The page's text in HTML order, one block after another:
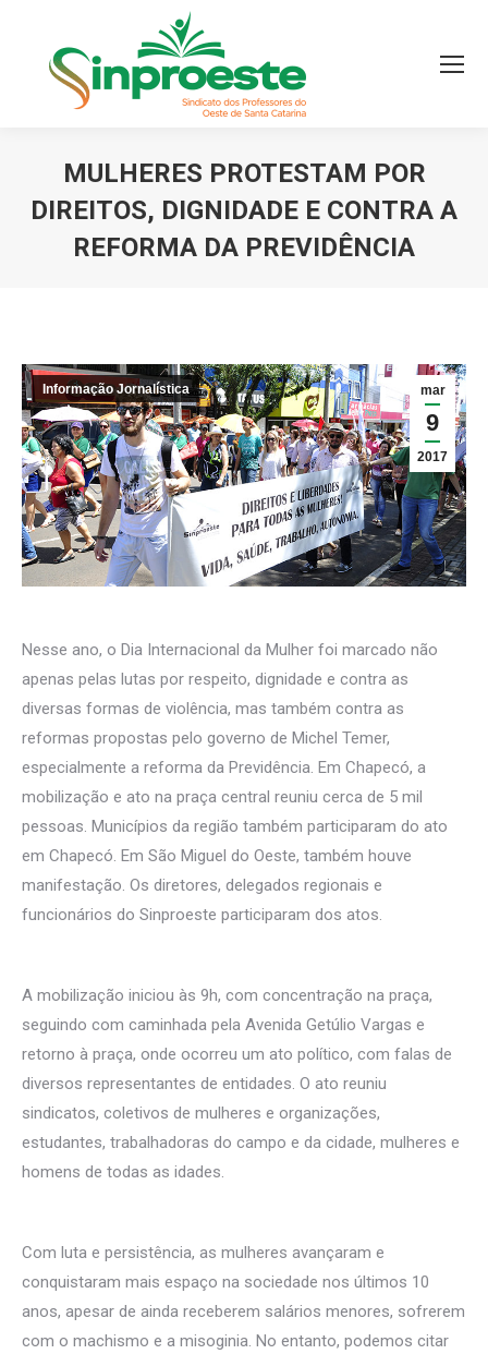
MULHERES PROTESTAM POR
DIREITOS, DIGNIDADE E CONTRA A
REFORMA DA PREVIDÊNCIA
mar
9
2017
Informação Jornalística
Nesse ano, o Dia Internacional da Mulher foi marcado não
apenas pelas lutas por respeito, dignidade e contra as
diversas formas de violência, mas também contra as
reformas propostas pelo governo de Michel Temer,
especialmente a reforma da Previdência. Em Chapecó, a
mobilização e ato na praça central reuniu cerca de 5 mil
pessoas. Municípios da região também participaram do ato
em Chapecó. Em São Miguel do Oeste, também houve
manifestação. Os diretores, delegados regionais e
funcionários do Sinproeste participaram dos atos.
A mobilização iniciou às 9h, com concentração na praça,
seguindo com caminhada pela Avenida Getúlio Vargas e
retorno à praça, onde ocorreu um ato político, com falas de
diversos representantes de entidades. O ato reuniu
sindicatos, coletivos de mulheres e organizações,
estudantes, trabalhadoras do campo e da cidade, mulheres e
homens de todas as idades.
Com luta e persistência, as mulheres avançaram e
conquistaram mais espaço na sociedade nos últimos 10
anos, apesar de ainda receberem salários menores, sofrerem
com o machismo e a misoginia. No entanto, podemos citar